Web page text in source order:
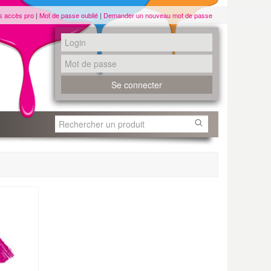
accès pro | Mot de passe oublié | Demander un nouveau mot de passe